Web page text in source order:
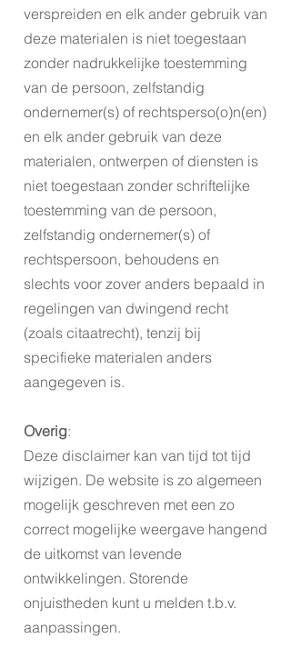
verspreiden en elk ander gebruik van
deze materialen is niet toegestaan
zonder nadrukkelijke toestemming
van de persoon, zelfstandig
ondernemer(s) of rechtsperso(o)n(en)
en elk ander gebruik van deze
materialen, ontwerpen of diensten is
niet toegestaan zonder schriftelijke
toestemming van de persoon,
zelfstandig ondernemer(s) of
rechtspersoon, behoudens en
slechts voor zover anders bepaald in
regelingen van dwingend recht
(zoals citaatrecht), tenzij bij
specifieke materialen anders
aangegeven is.
Overig:
Deze disclaimer kan van tijd tot tijd
wijzigen. De website is zo algemeen
mogelijk geschreven met een zo
correct mogelijke weergave hangend
de uitkomst van levende
ontwikkelingen. Storende
onjuistheden kunt u melden t.b.v.
aanpassingen.